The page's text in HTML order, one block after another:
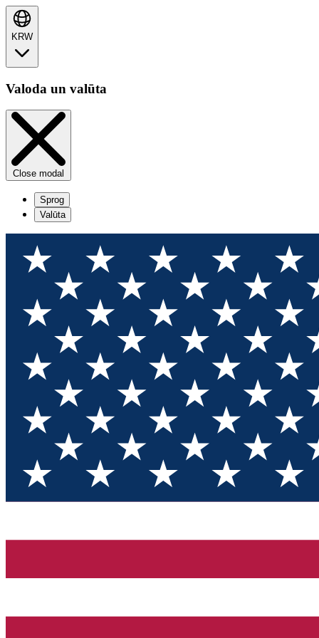
KRW
Valoda un valūta
Close modal
Sprog
Valūta